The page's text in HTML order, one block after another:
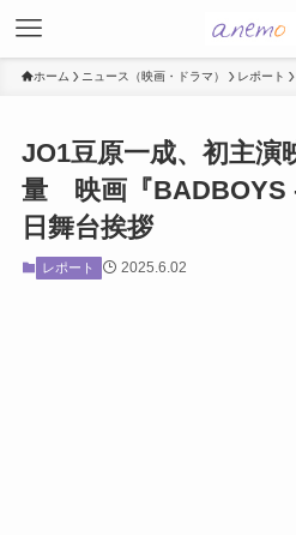
ホーム ニュース（映画・ドラマ） レポート
JO1豆原一成、初主演
量 映画『BADBOYS
日舞台挨拶
レポート 2025.6.02